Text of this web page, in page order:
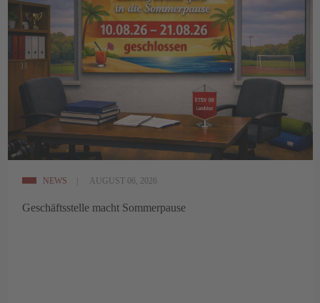
NEWS AUGUST 06, 2026
Geschäftsstelle macht Sommerpause